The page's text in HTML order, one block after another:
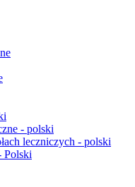
- polski
leczniczych - polski
Polski